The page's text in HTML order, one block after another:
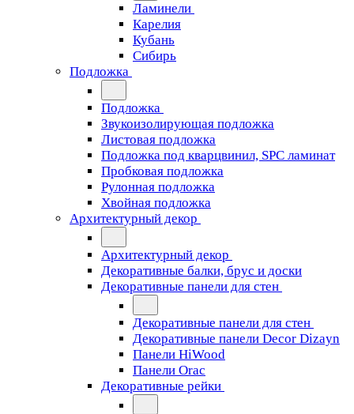
Ламинели
Карелия
Кубань
Сибирь
Подложка
Подложка
Звукоизолирующая подложка
Листовая подложка
Подложка под кварцвинил, SPC ламинат
Пробковая подложка
Рулонная подложка
Хвойная подложка
Архитектурный декор
Архитектурный декор
Декоративные балки, брус и доски
Декоративные панели для стен
Декоративные панели для стен
Декоративные панели Decor Dizayn
Панели HiWood
Панели Orac
Декоративные рейки